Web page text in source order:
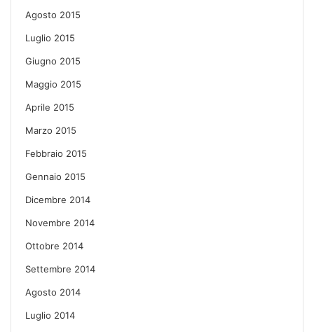
Agosto 2015
Luglio 2015
Giugno 2015
Maggio 2015
Aprile 2015
Marzo 2015
Febbraio 2015
Gennaio 2015
Dicembre 2014
Novembre 2014
Ottobre 2014
Settembre 2014
Agosto 2014
Luglio 2014